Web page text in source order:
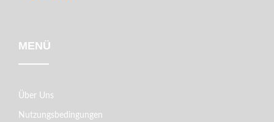
MENÜ
Über Uns
Nutzungsbedingungen